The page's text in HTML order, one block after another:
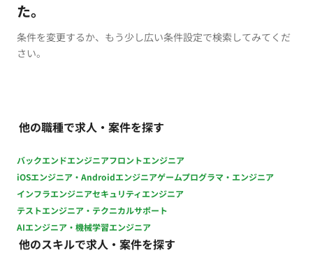
た。
条件を変更するか、もう少し広い条件設定で検索してみてくだ
さい。
他の職種で求人・案件を探す
バックエンドエンジニアフロントエンジニア
iOSエンジニア・Androidエンジニアゲームプログラマ・エンジニア
インフラエンジニアセキュリティエンジニア
テストエンジニア・テクニカルサポート
AIエンジニア・機械学習エンジニア
他のスキルで求人・案件を探す